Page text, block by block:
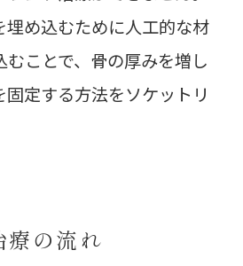
埋め込むために人工的な材
ことで、骨の厚みを増し
定する方法をソケットリ
療の流れ